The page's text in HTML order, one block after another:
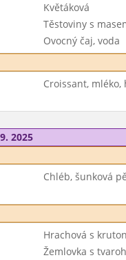
Květáková
Těstoviny s
Ovocný čaj, voda
Croissant, mléko,
2025
Chléb, šunková
Hrachová s
Žemlovka s